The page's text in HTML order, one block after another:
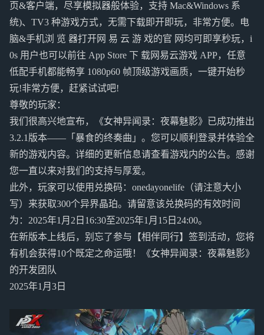
页&客户端，尽享模拟器般体验，支持 Mac&Windows 系
统)、TV3 种游戏方式，无需下载即开即玩，非常方便。电
脑&手机浏 览 器打开网 易 云 游 戏的官 网均可即享秒玩，i
0s 用户也可以前往 App Store 下 载网易云游戏 APP，任意
低配手机都能畅享 1080p60 帧顶级游戏画质，一键开始秒
玩!非常方便，赶紧试试吧!
尊敬的玩家：
我们很高兴地宣布，《女神异闻录：夜幕魅影》已成功推出
3.2.1版本——「暴食的终奏曲」。您可以顺利登录并体验全
新的游戏内容。详细的更新信息请查看游戏内的公告。感谢
您一直以来对我们的支持与厚爱。
此外，玩家可以使用兑换码：onedayonelife（请注意大小
写）来获取300个异界晶珀。请留意该兑换码的有效时间
为：2025年1月2日16:30至2025年1月15日24:00。
在新版本上线后，别忘了参与【相伴同行】签到活动，您将
有机会获得10个既定之命运哦！《女神异闻录：夜幕魅影》
的开发团队
2025年1月3日